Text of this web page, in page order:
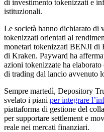
di investimento tokenizzati e
istituzionali.
Le società hanno dichiarato di
tokenizzati orientati al
monetari tokenizzati BENJI di
di Kraken. Payward ha
azioni tokenizzate ha
di trading dal lancio avvenuto
Sempre martedì, Depository
svelato i piani per integrare
piattaforma di gestione del
per supportare settlement e
reale nei mercati finanziari.